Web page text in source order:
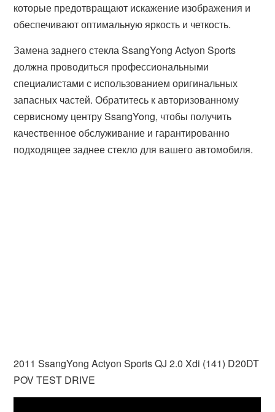
которые предотвращают искажение изображения и
обеспечивают оптимальную яркость и четкость.
Замена заднего стекла SsangYong Actyon Sports
должна проводиться профессиональными
специалистами с использованием оригинальных
запасных частей. Обратитесь к авторизованному
сервисному центру SsangYong, чтобы получить
качественное обслуживание и гарантированно
подходящее заднее стекло для вашего автомобиля.
2011 SsangYong Actyon Sports QJ 2.0 Xdi (141) D20DT
POV TEST DRIVE